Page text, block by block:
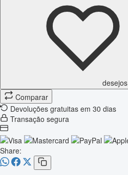
desejos
Comparar
Devoluções gratuitas em 30 dias
Transação segura
Share: